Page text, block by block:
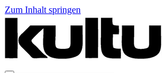
Zum Inhalt springen